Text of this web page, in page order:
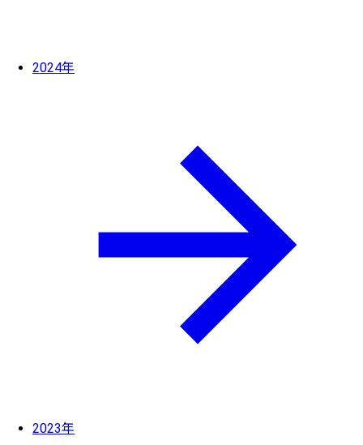
2024年
2023年